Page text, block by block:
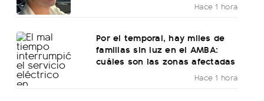
Hace 1 hora
Por el temporal, hay miles de
familias sin luz en el AMBA:
cuáles son las zonas afectadas
Hace 1 hora